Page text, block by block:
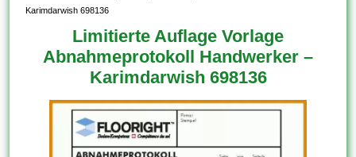
Karimdarwish 698136
Limitierte Auflage Vorlage
Abnahmeprotokoll Handwerker –
Karimdarwish 698136